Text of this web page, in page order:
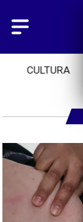
CULTURA